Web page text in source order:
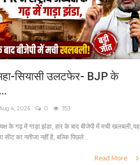
सियासी उलटफेर- BJP के
4, 2026 0 353
के गढ़ में गाड़ा झंडा, हार के बाद बीजेपी में मची खलबली,यह
का नतीजा नहीं है, बल्कि पिछले...
Read More